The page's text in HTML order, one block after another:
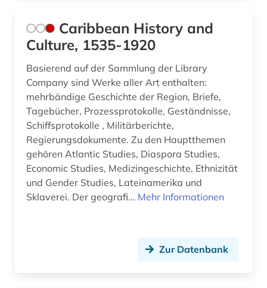
Caribbean History and
Culture, 1535-1920
Basierend auf der Sammlung der Library
Company sind Werke aller Art enthalten:
mehrbändige Geschichte der Region, Briefe,
Tagebücher, Prozessprotokolle, Geständnisse,
Schiffsprotokolle , Militärberichte,
Regierungsdokumente. Zu den Hauptthemen
gehören Atlantic Studies, Diaspora Studies,
Economic Studies, Medizingeschichte, Ethnizität
und Gender Studies, Lateinamerika und
Sklaverei. Der geografi... Mehr Informationen
Zur Datenbank